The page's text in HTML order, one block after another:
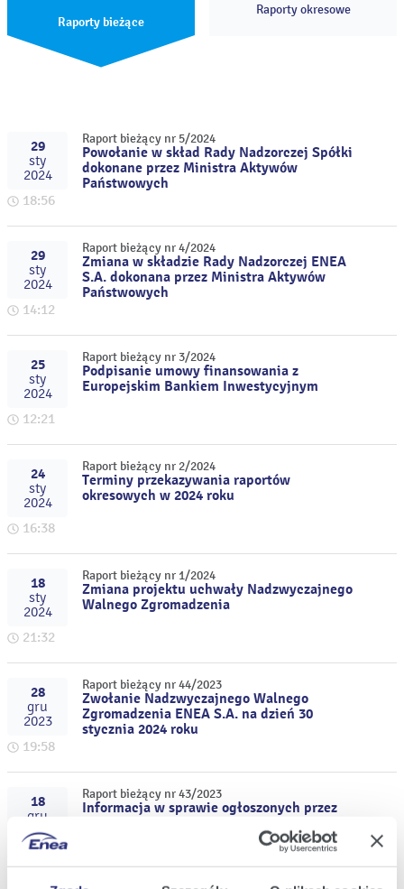
Raporty bieżące
Raporty okresowe
29
sty
2024
18:56
Raport bieżący nr 5/2024
Powołanie w skład Rady Nadzorczej Spółki
dokonane przez Ministra Aktywów
Państwowych
29
sty
2024
14:12
Raport bieżący nr 4/2024
Zmiana w składzie Rady Nadzorczej ENEA
S.A. dokonana przez Ministra Aktywów
Państwowych
25
sty
2024
12:21
Raport bieżący nr 3/2024
Podpisanie umowy finansowania z
Europejskim Bankiem Inwestycyjnym
24
sty
2024
16:38
Raport bieżący nr 2/2024
Terminy przekazywania raportów
okresowych w 2024 roku
18
sty
2024
21:32
Raport bieżący nr 1/2024
Zmiana projektu uchwały Nadzwyczajnego
Walnego Zgromadzenia
28
gru
2023
19:58
Raport bieżący nr 44/2023
Zwołanie Nadzwyczajnego Walnego
Zgromadzenia ENEA S.A. na dzień 30
stycznia 2024 roku
18
gru
2023
13:29
Raport bieżący nr 43/2023
Informacja w sprawie ogłoszonych przez